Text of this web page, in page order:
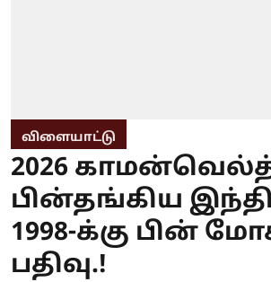
விளையாட்டு
2026
பின்தங்கிய
1998-க்கு பின்
பதிவு.!